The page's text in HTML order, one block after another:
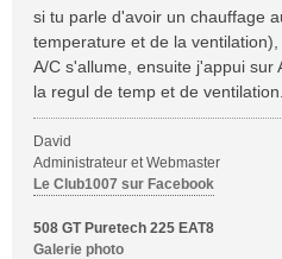
g
e
si tu parle d'avoir un chauffage
temperature et de la
A/C s'allume, ensuite j'appui sur
la regul de temp et de ventilation.
David
Administrateur et Webmaster
Le Club1007 sur Facebook
508 GT Puretech 225 EAT8
Galerie photo